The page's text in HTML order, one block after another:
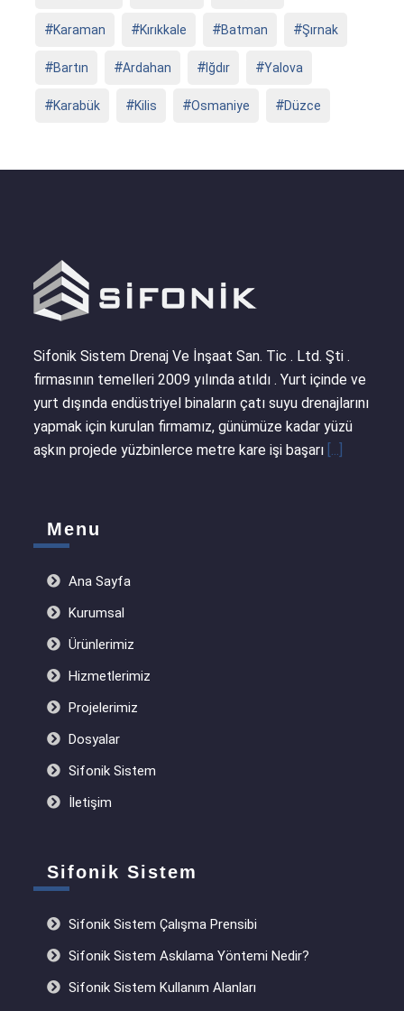
Karaman Kırıkkale Batman Şırnak
Bartın Ardahan Iğdır Yalova
Karabük Kilis Osmaniye Düzce
Sifonik Sistem Drenaj Ve İnşaat San. Tic . Ltd. Şti .
firmasının temelleri 2009 yılında atıldı . Yurt içinde ve
yurt dışında endüstriyel binaların çatı suyu drenajlarını
yapmak için kurulan firmamız, günümüze kadar yüzü
aşkın projede yüzbinlerce metre kare işi başarı
Menu
Ana Sayfa
Kurumsal
Ürünlerimiz
Hizmetlerimiz
Projelerimiz
Dosyalar
Sifonik Sistem
İletişim
Sifonik Sistem
Sifonik Sistem Çalışma Prensibi
Sifonik Sistem Askılama Yöntemi Nedir?
Sifonik Sistem Kullanım Alanları